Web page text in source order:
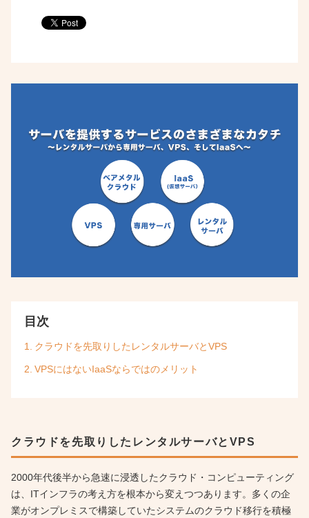
目次
クラウドを先取りしたレンタルサーバとVPS
VPSにはないIaaSならではのメリット
クラウドを先取りしたレンタルサーバとVPS
2000年代後半から急速に浸透したクラウド・コンピューティング
は、ITインフラの考え方を根本から変えつつあります。多くの企
業がオンプレミスで構築していたシステムのクラウド移行を積極